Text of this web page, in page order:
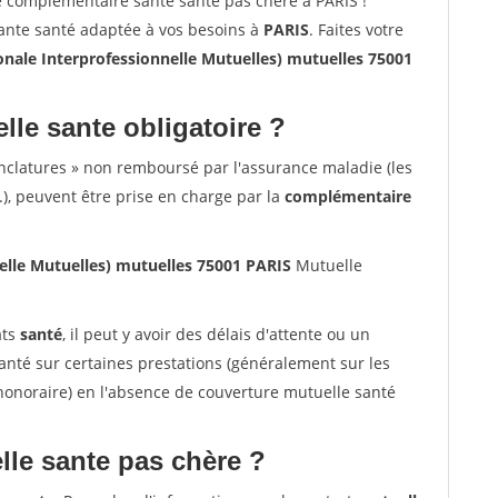
santé adaptée à vos besoins à PARIS. Faites votre
Interprofessionnelle Mutuelles) mutuelles 75001
sante obligatoire ?
» non remboursé par l'assurance maladie (les
peuvent être prise en charge par la complémentaire
Mutuelles) mutuelles 75001 PARIS Mutuelle
santé, il peut y avoir des délais d'attente ou un
sur certaines prestations (généralement sur les
en l'absence de couverture mutuelle santé
sante pas chère ?